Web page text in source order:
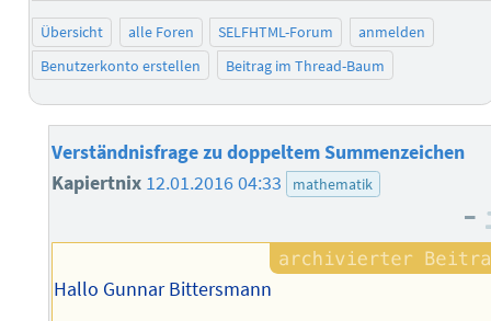
Übersicht alle Foren SELFHTML-Forum
anmelden
Benutzerkonto erstellen
Beitrag im Thread-Baum
Verständnisfrage zu doppeltem Summenzeichen
Kapiertnix 12.01.2016 04:33 mathematik
–
Hallo Gunnar Bittersmann